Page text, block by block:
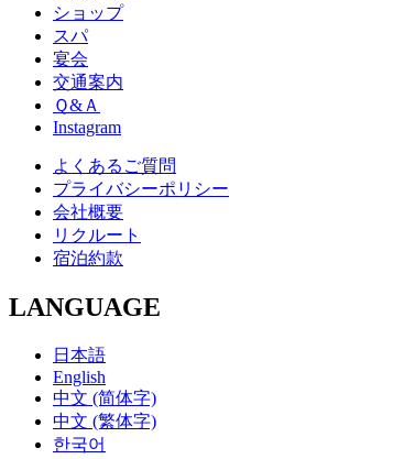
ショップ
スパ
宴会
交通案内
Ｑ&Ａ
Instagram
よくあるご質問
プライバシーポリシー
会社概要
リクルート
宿泊約款
LANGUAGE
日本語
English
中文 (简体字)
中文 (繁体字)
한국어